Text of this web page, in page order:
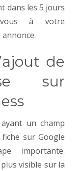
dans les 5 jours
vous à votre
de
sur
un champ
fiche sur Google
importante.
visible sur la